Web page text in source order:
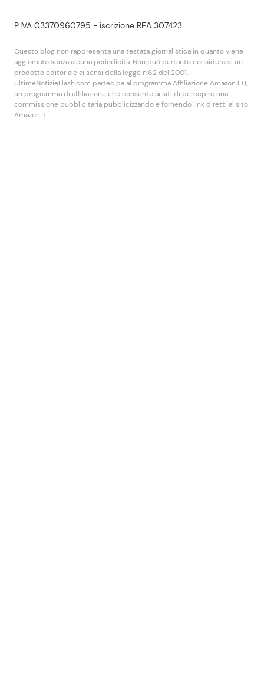
P.IVA 03370960795 - iscrizione REA 307423
Questo blog non rappresenta una testata giornalistica in quanto viene
aggiornato senza alcuna periodicità. Non puó pertanto considerarsi un
prodotto editoriale ai sensi della legge n.62 del 2001.
UltimeNotizieFlash.com partecipa al programma Affiliazione Amazon EU,
un programma di affiliazione che consente ai siti di percepire una
commissione pubblicitaria pubblicizzando e fornendo link diretti al sito
Amazon.it.